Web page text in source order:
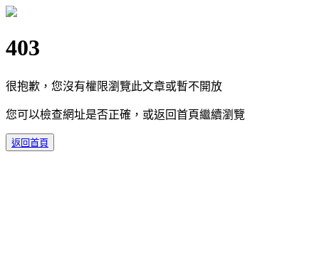
403
很抱歉，您沒有權限瀏覽此文章或暫不開放
您可以檢查網址是否正確，或返回首頁繼續瀏覽
返回首頁